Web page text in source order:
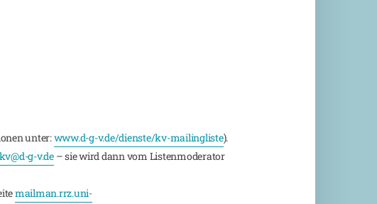
unter:www.d-g-v.de/dienste/kv-mailingliste).
kv@d-g-v.de– sie wird dann vom Listenmoderator
mailman.rrz.uni-